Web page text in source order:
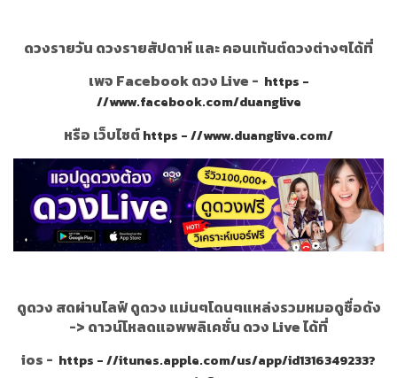
ดวงรายวัน ดวงรายสัปดาห์ และ คอนเท้นต์ดวงต่างๆได้ที่
เพจ Facebook ดวง Live - https -
//www.facebook.com/duanglive
หรือ เว็บไซต์https - //www.duanglive.com/
ดูดวง สดผ่านไลฟ์ ดูดวง แม่นๆโดนๆแหล่งรวมหมอดูชื่อดัง
-> ดาวน์โหลดแอพพลิเคชั่น ดวง Live ได้ที่
ios - https - //itunes.apple.com/us/app/id1316349233?